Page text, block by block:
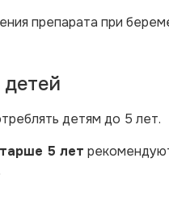
препарата при
детям до 5 лет.
5 лет